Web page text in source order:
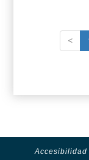
<
Accesibilidad